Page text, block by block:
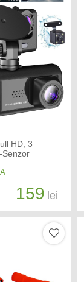
HD, 3
Senzor
159 lei